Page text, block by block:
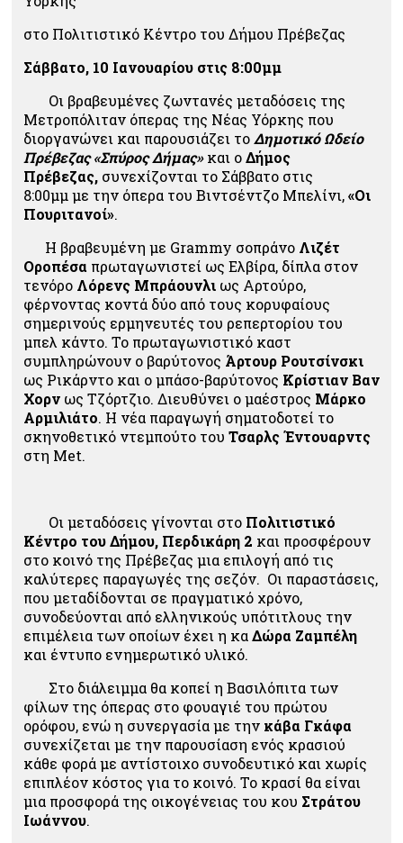
στο Πολιτιστικό Κέντρο του Δήμου Πρέβεζας
Σάββατο, 10 Ιανουαρίου στις 8:00μμ
Οι βραβευμένες ζωντανές μεταδόσεις της
Μετροπόλιταν όπερας της Νέας Υόρκης που
διοργανώνει και παρουσιάζει το Δημοτικό Ωδείο
Πρέβεζας «Σπύρος Δήμας»και οΔήμος
Πρέβεζας, συνεχίζονται το Σάββατο στις
8:00μμ με την όπερα του Βιντσέντζο Μπελίνι,«Οι
Πουριτανοί».
Η βραβευμένη με Grammy σοπράνο Λιζέτ
Οροπέσα πρωταγωνιστεί ως Ελβίρα, δίπλα στον
τενόρο Λόρενς Μπράουνλι ως Αρτούρο,
φέρνοντας κοντά δύο από τους κορυφαίους
σημερινούς ερμηνευτές του ρεπερτορίου του
μπελ κάντο. Το πρωταγωνιστικό καστ
συμπληρώνουν ο βαρύτονος Άρτουρ Ρουτσίνσκι
ως Ρικάρντο και ο μπάσο-βαρύτονος Κρίστιαν Βαν
Χορν ως Τζόρτζιο. Διευθύνει ο μαέστρος Μάρκο
Αρμιλιάτο. Η νέα παραγωγή σηματοδοτεί το
σκηνοθετικό ντεμπούτο του Τσαρλς Έντουαρντς
στη Met.
Οι μεταδόσεις γίνονται στο Πολιτιστικό
Κέντρο του Δήμου, Περδικάρη 2 και προσφέρουν
στο κοινό της Πρέβεζας μια επιλογή από τις
καλύτερες παραγωγές της σεζόν. Οι παραστάσεις,
που μεταδίδονται σε πραγματικό χρόνο,
συνοδεύονται από ελληνικούς υπότιτλους την
επιμέλεια των οποίων έχει η καΔώρα Ζαμπέλη
και έντυπο ενημερωτικό υλικό.
Στο διάλειμμα θα κοπεί η Βασιλόπιτα των
φίλων της όπερας στο φουαγιέ του πρώτου
ορόφου, ενώ η συνεργασία με την κάβα Γκάφα
συνεχίζεται με την παρουσίαση ενός κρασιού
κάθε φορά με αντίστοιχο συνοδευτικό και χωρίς
επιπλέον κόστος για το κοινό. Το κρασί θα είναι
μια προσφορά της οικογένειας του κου Στράτου
Ιωάννου.